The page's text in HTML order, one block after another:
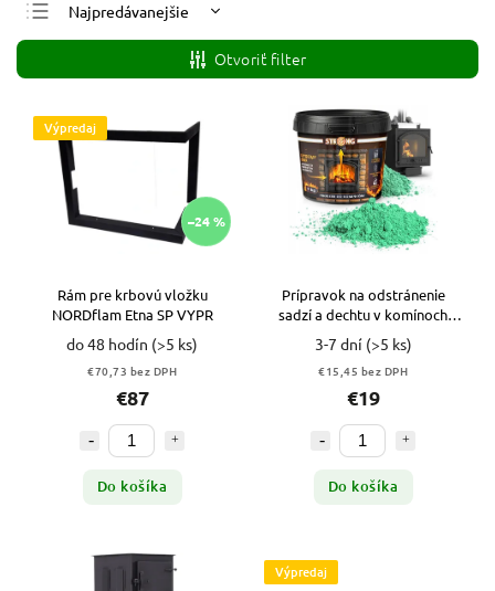
Najpredávanejšie
Najlacnejšie
Najdrahšie
Abecedne
Otvoriť filter
Výpredaj
–24 %
Rám pre krbovú vložku
NORDflam Etna SP VYPR
do 48 hodín (>5 ks)
€70,73 bez DPH
€87
Do košíka
Prípravok na odstránenie
sadzí a dechtu v komínoch
Strong 1kg
3-7 dní (>5 ks)
€15,45 bez DPH
€19
Do košíka
Výpredaj